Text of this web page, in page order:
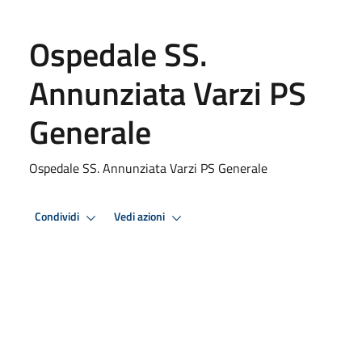
Ospedale SS.
Annunziata Varzi PS
Generale
Ospedale SS. Annunziata Varzi PS Generale
Condividi Vedi azioni